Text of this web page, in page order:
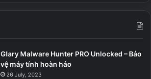
Glary Malware Hunter PRO Unlocked – Bảo
vệ máy tính hoàn hảo
26 July, 2023